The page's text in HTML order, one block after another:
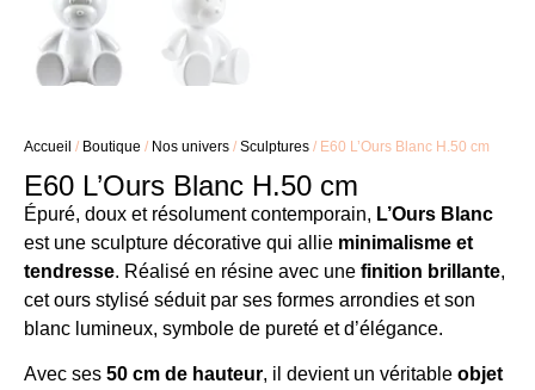
Accueil / Boutique / Nos univers / Sculptures / E60 L’Ours Blanc H.50 cm
E60 L’Ours Blanc H.50 cm
Épuré, doux et résolument contemporain, L’Ours Blanc
est une sculpture décorative qui allie minimalisme et
tendresse. Réalisé en résine avec une finition brillante,
cet ours stylisé séduit par ses formes arrondies et son
blanc lumineux, symbole de pureté et d’élégance.
Avec ses 50 cm de hauteur, il devient un véritable objet